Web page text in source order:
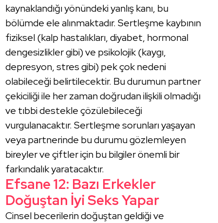
kaynaklandığı yönündeki yanlış kanı, bu
bölümde ele alınmaktadır. Sertleşme kaybının
fiziksel (kalp hastalıkları, diyabet, hormonal
dengesizlikler gibi) ve psikolojik (kaygı,
depresyon, stres gibi) pek çok nedeni
olabileceği belirtilecektir. Bu durumun partner
çekiciliği ile her zaman doğrudan ilişkili olmadığı
ve tıbbi destekle çözülebileceği
vurgulanacaktır. Sertleşme sorunları yaşayan
veya partnerinde bu durumu gözlemleyen
bireyler ve çiftler için bu bilgiler önemli bir
farkındalık yaratacaktır.
Efsane 12: Bazı Erkekler
Doğuştan İyi Seks Yapar
Cinsel becerilerin doğuştan geldiği ve